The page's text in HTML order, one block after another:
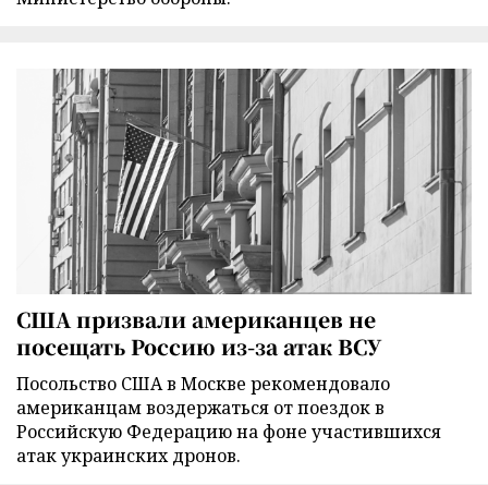
США призвали американцев не
посещать Россию из-за атак ВСУ
Посольство США в Москве рекомендовало
американцам воздержаться от поездок в
Российскую Федерацию на фоне участившихся
атак украинских дронов.